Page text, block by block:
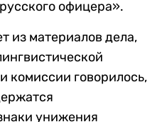
офицера».
из материалов дела,
комиссии говорилось,
унижения